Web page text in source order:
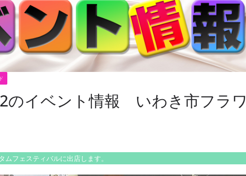
のイベント情報 いわき市フラワ
フェスティバルに出店します。